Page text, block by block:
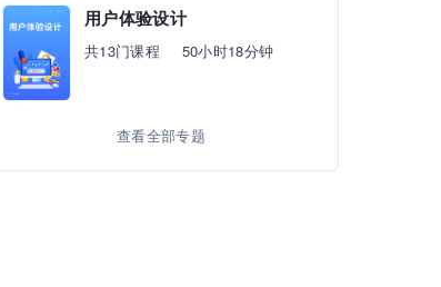
用户体验设计
共13门课程 50小时18分钟
查看全部专题